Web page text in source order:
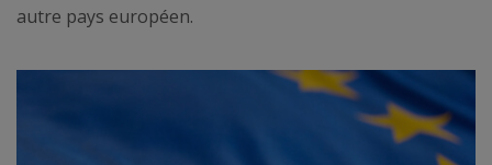
autre pays européen.